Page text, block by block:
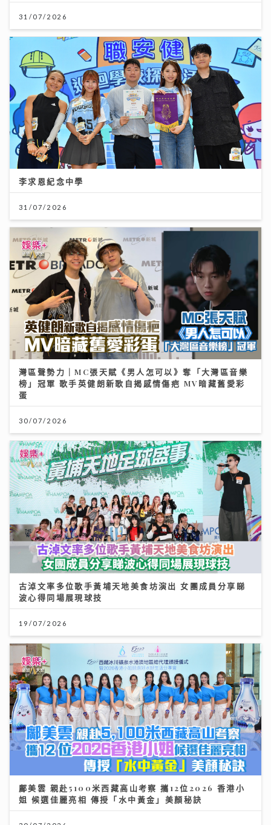
31/07/2026
李求恩紀念中學
31/07/2026
灣區聲勢力｜MC張天賦《男人怎可以》奪「大灣區音樂
榜」冠軍 歌手英健朗新歌自揭感情傷疤 MV暗藏舊愛彩
蛋
30/07/2026
古淖文率多位歌手黃埔天地美食坊演出 女團成員分享睇
波心得同場展現球技
19/07/2026
鄺美雲 親赴5100米西藏高山考察 攜12位2026 香港小
姐 候選佳麗亮相 傳授「水中黃金」美顏秘訣